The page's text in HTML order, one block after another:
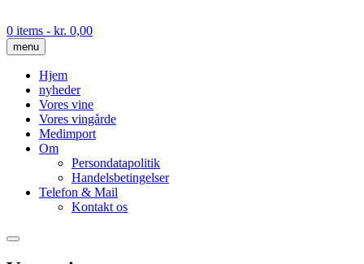
to
content
0 items - kr. 0,00
menu
Hjem
nyheder
Vores vine
Vores vingårde
Medimport
Om
Persondatapolitik
Handelsbetingelser
Telefon & Mail
Kontakt os